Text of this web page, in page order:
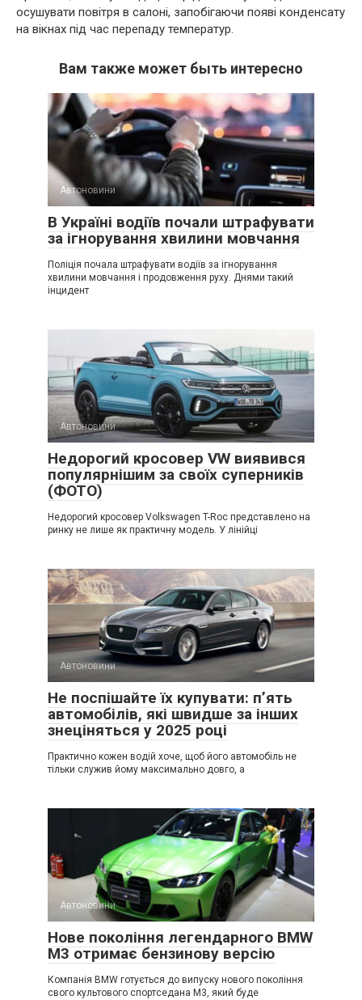
осушувати повітря в салоні, запобігаючи появі конденсату
на вікнах під час перепаду температур.
Вам также может быть интересно
Автоновини
В Україні водіїв почали штрафувати
за ігнорування хвилини мовчання
Поліція почала штрафувати водіїв за ігнорування
хвилини мовчання і продовження руху. Днями такий
інцидент
Автоновини
Недорогий кросовер VW виявився
популярнішим за своїх суперників
(ФОТО)
Недорогий кросовер Volkswagen T-Roc представлено на
ринку не лише як практичну модель. У лінійці
Автоновини
Не поспішайте їх купувати: п’ять
автомобілів, які швидше за інших
знеціняться у 2025 році
Практично кожен водій хоче, щоб його автомобіль не
тільки служив йому максимально довго, а
Автоновини
Нове покоління легендарного BMW
M3 отримає бензинову версію
Компанія BMW готується до випуску нового покоління
свого культового спортседана M3, який буде